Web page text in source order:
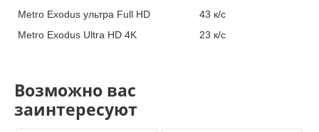
Metro Exodus ультра Full HD
43 к/с
Metro Exodus Ultra HD 4K 23 к/с
Возможно вас
заинтересуют